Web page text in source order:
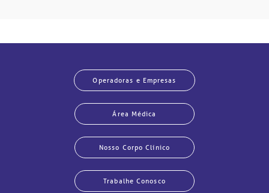
Operadoras e Empresas
Área Médica
Nosso Corpo Clínico
Trabalhe Conosco